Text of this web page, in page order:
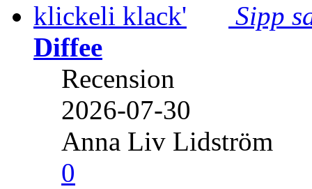
Sipp
Diffee
Recension
2026-07-30
Anna Liv Lidström
0